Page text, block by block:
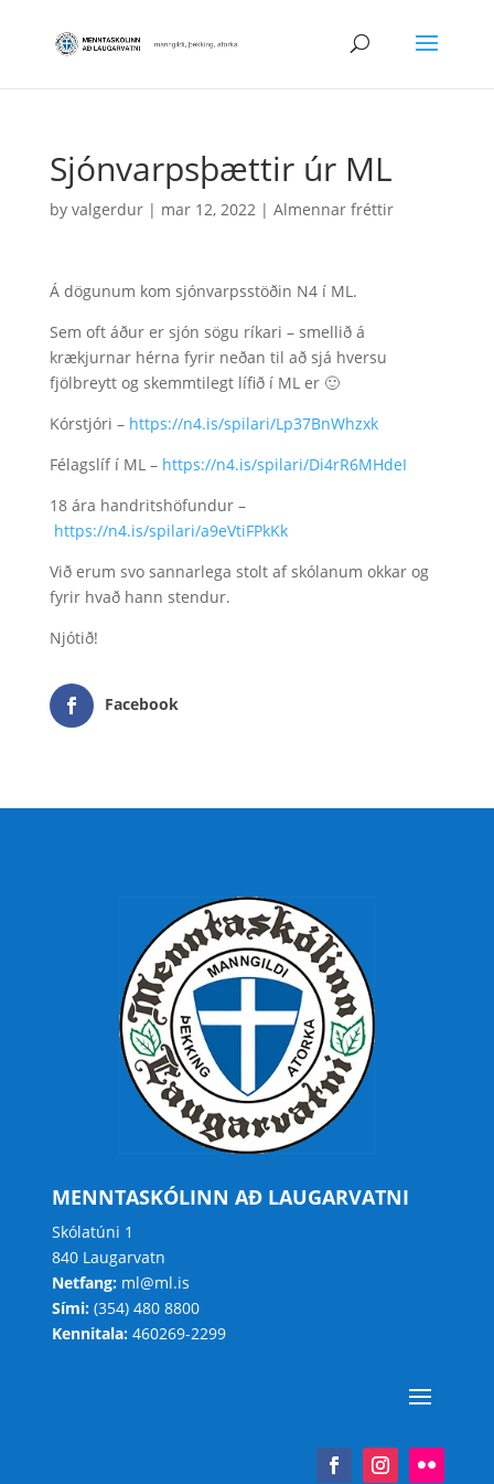
Sjónvarpsþættir úr ML
by valgerdur| mar 12, 2022| Almennar fréttir
Á dögunum kom sjónvarpsstöðin N4 í ML.
Sem oft áður er sjón sögu ríkari – smellið á
krækjurnar hérna fyrir neðan til að sjá hversu
fjölbreytt og skemmtilegt lífið í ML er 🙂
Kórstjóri – https://n4.is/spilari/Lp37BnWhzxk
Félagslíf í ML – https://n4.is/spilari/Di4rR6MHdeI
18 ára handritshöfundur –
https://n4.is/spilari/a9eVtiFPkKk
Við erum svo sannarlega stolt af skólanum okkar og
fyrir hvað hann stendur.
Njótið!
Facebook
MENNTASKÓLINN AÐ LAUGARVATNI
Skólatúni 1
840 Laugarvatn
Netfang:ml@ml.is
Sími:(354) 480 8800
Kennitala:460269-2299